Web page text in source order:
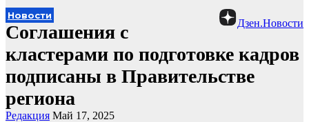
Дзен.Новости
Новости
Соглашения с
кластерами по подготовке кадров
подписаны в Правительстве
региона
Редакция Май 17, 2025